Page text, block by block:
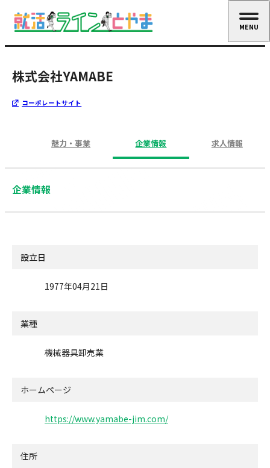
株式会社YAMABE
コーポレートサイト
魅力・事業 企業情報 求人情報
企業情報
設立日
1977年04月21日
業種
機械器具卸売業
ホームページ
https://www.yamabe-jim.com/
住所
MENU